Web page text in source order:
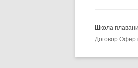
Школа
Договор